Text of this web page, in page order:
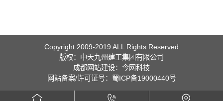
Copyright 2009-2019 ALL Rights Reserved
版权：中天九州建工集团有限公司
成都网站建设： 今网科技
网站备案/许可证号：蜀ICP备19000440号